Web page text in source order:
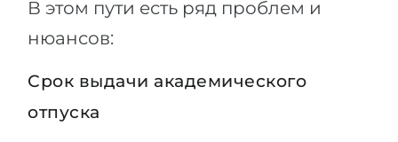
В этом пути есть ряд проблем и
нюансов:
Срок выдачи академического
отпуска